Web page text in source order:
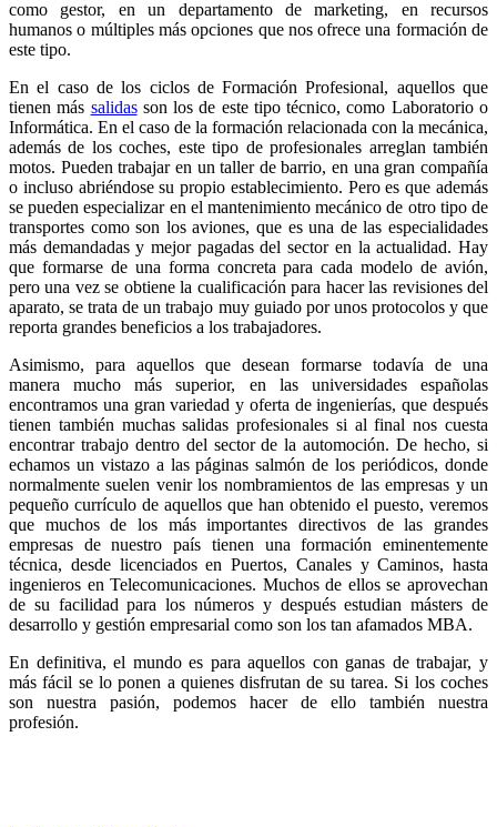
como gestor, en un departamento de marketing, en recursos
humanos o múltiples más opciones que nos ofrece una formación de
este tipo.
En el caso de los ciclos de Formación Profesional, aquellos que
tienen más salidasson los de este tipo técnico, como Laboratorio o
Informática. En el caso de la formación relacionada con la mecánica,
además de los coches, este tipo de profesionales arreglan también
motos. Pueden trabajar en un taller de barrio, en una gran compañía
o incluso abriéndose su propio establecimiento. Pero es que además
se pueden especializar en el mantenimiento mecánico de otro tipo de
transportes como son los aviones, que es una de las especialidades
más demandadas y mejor pagadas del sector en la actualidad. Hay
que formarse de una forma concreta para cada modelo de avión,
pero una vez se obtiene la cualificación para hacer las revisiones del
aparato, se trata de un trabajo muy guiado por unos protocolos y que
reporta grandes beneficios a los trabajadores.
Asimismo, para aquellos que desean formarse todavía de una
manera mucho más superior, en las universidades españolas
encontramos una gran variedad y oferta de ingenierías, que después
tienen también muchas salidas profesionales si al final nos cuesta
encontrar trabajo dentro del sector de la automoción. De hecho, si
echamos un vistazo a las páginas salmón de los periódicos, donde
normalmente suelen venir los nombramientos de las empresas y un
pequeño currículo de aquellos que han obtenido el puesto, veremos
que muchos de los más importantes directivos de las grandes
empresas de nuestro país tienen una formación eminentemente
técnica, desde licenciados en Puertos, Canales y Caminos, hasta
ingenieros en Telecomunicaciones. Muchos de ellos se aprovechan
de su facilidad para los números y después estudian másters de
desarrollo y gestión empresarial como son los tan afamados MBA.
En definitiva, el mundo es para aquellos con ganas de trabajar, y
más fácil se lo ponen a quienes disfrutan de su tarea. Si los coches
son nuestra pasión, podemos hacer de ello también nuestra
profesión.